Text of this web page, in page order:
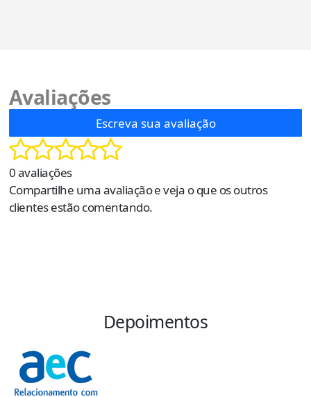
Avaliações
Escreva sua avaliação
0 avaliações
Compartilhe uma avaliação e veja o que os outros
clientes estão comentando.
Depoimentos